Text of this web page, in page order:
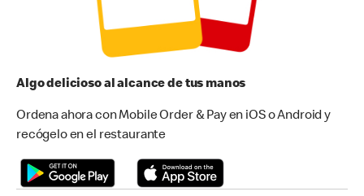
Algo delicioso al alcance de tus manos
Ordena ahora con Mobile Order & Pay en iOS o Android y
recógelo en el restaurante